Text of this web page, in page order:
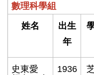
數理科學組
姓名
出生
年
史東愛
1936